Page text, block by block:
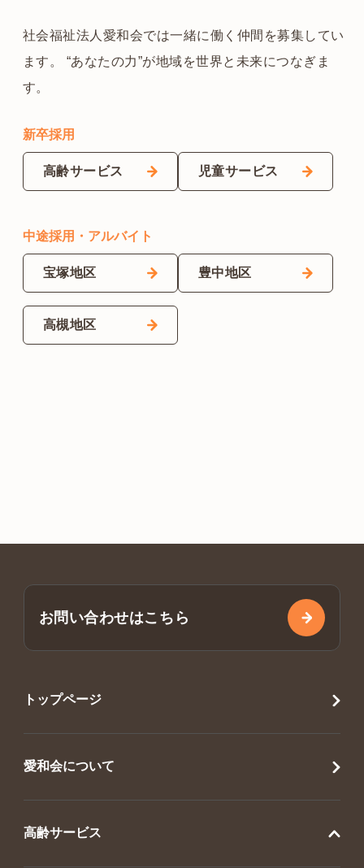
社会福祉法人愛和会では一緒に働く仲間を募集してい
ます。
“あなたの力”が地域を世界と未来につなぎま
す。
新卒採用
高齢サービス 児童サービス
中途採用 ・アルバイト
宝塚地区 豊中地区
高槻地区
お問い合わせはこちら
トップページ
愛和会について
高齢サービス